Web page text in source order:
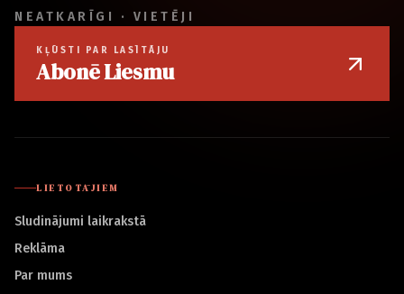
NEATKARĪGI · VIETĒJI
KĻŪSTI PAR LASĪTĀJU
Abonē Liesmu
LIETOTĀJIEM
Sludinājumi laikrakstā
Reklāma
Par mums